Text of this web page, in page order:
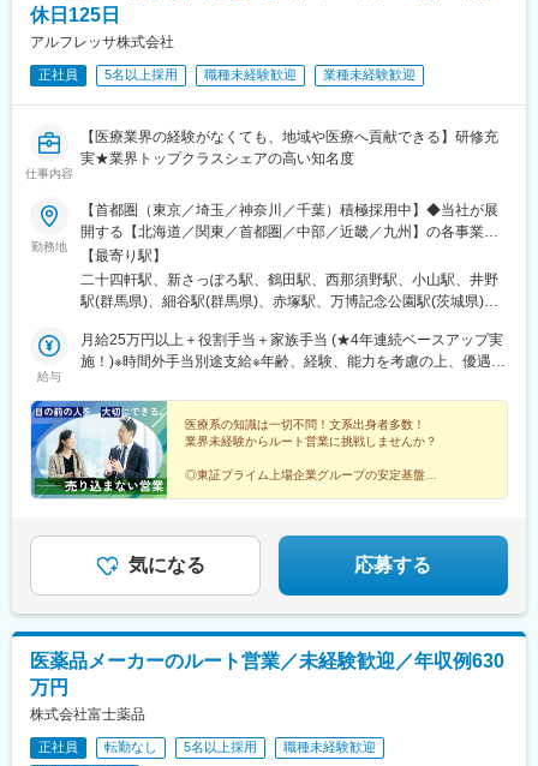
■働きやすさも大切に
・年間休日120日、土日祝休み。
・残業は月平均20時間程度と、プライベートとの両立も可能。
・マイカー通勤OKで、土浦市エリアで腰を据えて働きたい方にも
最適です。
■本ポジションのやりがい
医療従事者から直接感謝の言葉をいただく機会も多く、大きなや
りがいを感じられます。
◎専門知識が身につき市場価値が高まる
医療機器や医療業界の知識は一生モノ。
将来的にも安定したキャリア形成が可能です。
変更の範囲：会社の定める業務
■入社後のサポート体制：
初日は横浜本社でオリエンテーションがございます。
その後は２カ月程、リモートでの専門知識と営業の研修を行うと
並行し、先輩社員の営業同行によって当社の試薬について理解を
■働き方について：
残業は基本的にありません。直行直帰スタイルで、スケジュール
■配属先情報：
・営業部（20名）
米国式の自由な環境で、個性豊かなメンバーが在籍しています。
■当社の強み：
◎世界トップクラスの自社ブランド製品を扱います。専門知識は
博士号を持つ学術担当が随時サポートします。
です。直近のインセンティブ平均は55万円と、頑張りがダイレク
トに収入に直結します。
◎外資系企業ならではの風通しの良い社風もあり、意見やアイデ
ィアを発信しやすい環境です。
（例）売上150万円の場合、50万円の5％＝2万5千円が翌月に支給
されます。
■当社について：
当社は、米国Selleck Chemicalsの日本法人として2016年に設
立。医科系大学や公的研究機関、製薬企業を中心に日本全国へ製
に、日本市場でのシェア拡大をミッションとし、専門性の高い研
究領域を支える役割を担っています。
休日125日
アルフレッサ株式会社
正社員 5名以上採用 職種未経験歓迎 業種未経験歓迎
仕事内容
【医療業界の経験がなくても、地域や医療へ貢献できる】研修充
実★業界トップクラスシェアの高い知名度
勤務地
【首都圏（東京／埼玉／神奈川／千葉）積極採用中】◆当社が展
開する【北海道／関東／首都圏／中部／近畿／九州】の各事業所
へご希望を考慮した上で配属となります。【北海道】北海道【関
東】栃木／群馬／茨城／長野／山梨／新潟【首都圏】東京／埼玉
／神奈川／千葉★積極採用エリア【中部】静岡／愛知／三重／岐
／長崎／熊本／大分／宮崎／鹿児島各事業所の詳細については、
弊社HPよりご確認ください※「企業情報」→「拠点」よりご確認
の就労はありません)
【最寄り駅】
二十四軒駅、新さっぽろ駅、鶴田駅、西那須野駅、小山駅、井野
駅(群馬県)、細谷駅(群馬県)、赤塚駅、万博記念公園駅(茨城県)、
駅、寺尾駅、宮内駅(新潟県)、直江津駅、小川町駅(東京都)、江戸
川橋駅、竹ノ塚駅、小村井駅、井荻駅、志村三丁目駅、学芸大学
台駅(東京都)、北戸田駅、南越谷駅、久喜駅、加茂宮駅、新座駅、
航空公園駅、南古谷駅、ソシオ流通センター駅、三ツ沢上町駅、
並木中央駅、踊場駅、江田駅(神奈川県)、元住吉駅、原当麻駅、社
家駅、藤沢本町駅、井細田駅、県立大学駅、平塚駅、千葉寺駅、
佐倉駅、旭駅(千葉県)、木更津駅、館山駅、茂原駅、東船橋駅、小
駅、掛川市役所前駅、焼津駅、黒川駅(愛知県)、小本駅(愛知県)、
奥町駅、赤池駅(愛知県)、西岡崎駅、牛久保駅、住吉町駅、竹下
駅、西舞鶴駅、天神橋筋六丁目駅、玉出駅、久宝寺駅、茨木駅、
門真市駅、交野市駅、鳳駅、青木駅、総合運動公園駅、武庫之荘
帯解駅、耳成駅、日前宮駅、紀伊新庄駅、新宮駅、尾鷲駅、高茶
屋駅、中川原駅、四十九駅、手力駅、東大垣駅、小泉駅、高山
駅、琴似駅(札幌市営)、淡路町駅、新桜台駅、新越谷駅、東宮原
給与
月給25万円以上＋役割手当＋家族手当 (★4年連続ベースアップ実
施！)※時間外手当別途支給※年齢、経験、能力を考慮の上、優遇し
医療系の知識は一切不問！文系出身者多数！
業界未経験からルート営業に挑戦しませんか？
◎東証プライム上場企業グループの安定基盤
気になる 応募する
医薬品メーカーのルート営業／未経験歓迎／年収例630
万円
株式会社富士薬品
正社員 転勤なし 5名以上採用
職種未経験歓迎